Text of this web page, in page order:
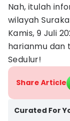
Nah, itulah
wilayah
Kamis, 9 Juli
harianmu dan
Sedulur!
Share Article
Curated For